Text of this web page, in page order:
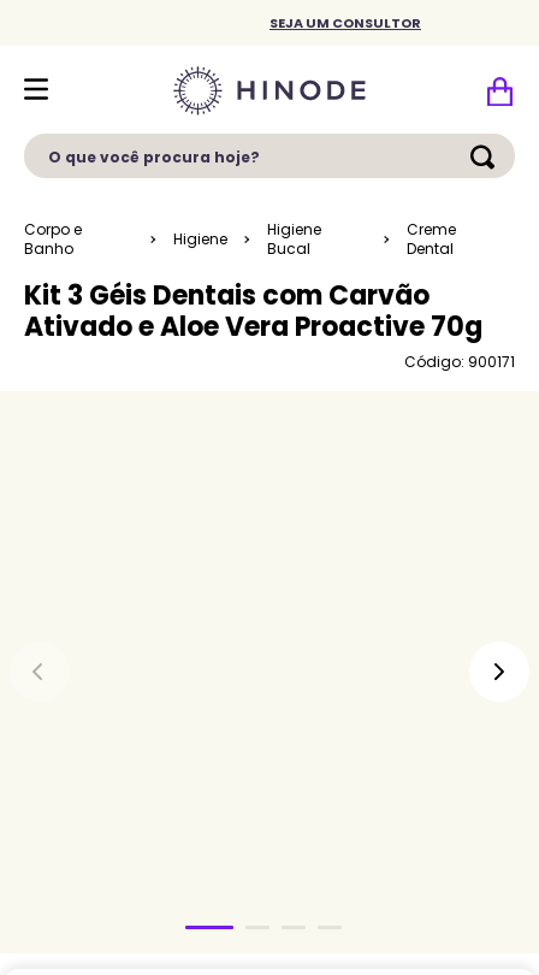
SEJA UM CONSULTOR
O que você procura hoje?
Corpo e
Banho
Higiene
Higiene
Bucal
Creme
Dental
Kit 3 Géis Dentais com Carvão
Ativado e Aloe Vera Proactive 70g
Código: 900171